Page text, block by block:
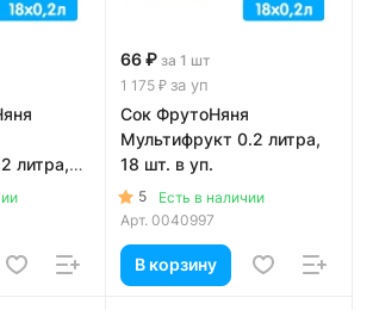
литра,
66 ₽ за 1 шт
1 175 ₽ за уп
Сок ФрутоНяня
Мультифрукт 0.2 литра,
18 шт. в уп.
5
Есть в наличии
Арт. 0040997
В корзину